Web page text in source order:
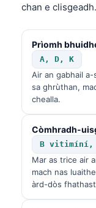
chan e clisgeadh.
Prìomh
A, D, K
Air an gabhail
sa ghrùthan,
chealla.
Còmhradh-
B vitimíní,
Mar as trice air
mach nas
àrd-dòs